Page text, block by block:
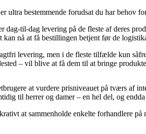
ultra bestemmende forudsat du har behov
dag-til-dag levering på de fleste af deres
kan nå at få bestillingen betjent før de
levering, men i de fleste tilfælde kun
– vil blive at få dem til at bringe
at vurdere prisniveauet på tværs af
til herrer og damer – en hel del, og
at sammenholde enkelte forhandlere